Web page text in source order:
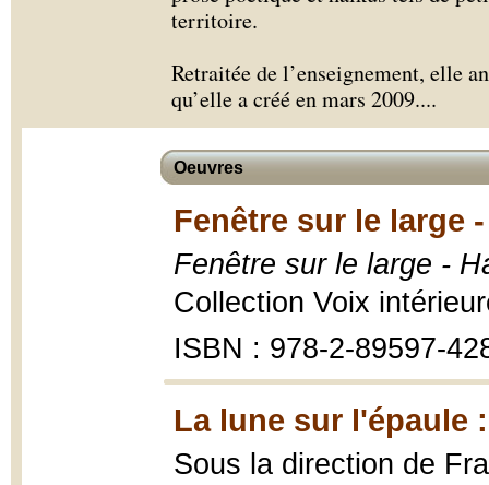
territoire.
Retraitée de l’enseignement, elle
qu’elle a créé en mars 2009....
Oeuvres
Fenêtre sur le large
Fenêtre sur le large -
Collection Voix
ISBN : 978-2-89597-
La lune sur l'épaule
Sous la direction de